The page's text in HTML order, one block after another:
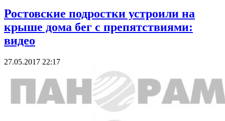
Ростовские подростки устроили на
крыше дома бег с препятствиями:
видео
27.05.2017 22:17